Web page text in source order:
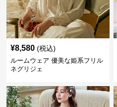
¥8,580 (税込)
ルームウェア 優美な姫系フリル
ネグリジェ